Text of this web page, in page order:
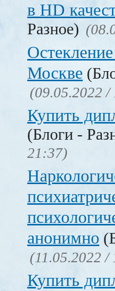
в HD
Разное)
Москве
(09.05.2022 /
Купить
(Блоги -
21:37)
анонимно
(11.05.2022 /
Купить